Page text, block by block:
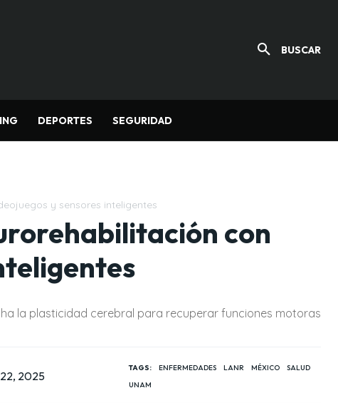
BUSCAR
DEPORTES SEGURIDAD
y sensores inteligentes
con
la plasticidad cerebral para recuperar funciones motoras
2025
TAGS: ENFERMEDADES LANR MÉXICO
SALUD
UNAM